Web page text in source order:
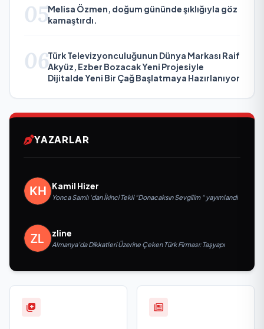
05Melisa Özmen, doğum gününde şıklığıyla göz
kamaştırdı.
06Türk Televizyonculuğunun Dünya Markası Raif
Akyüz, Ezber Bozacak Yeni Projesiyle
Dijitalde Yeni Bir Çağ Başlatmaya Hazırlanıyor
YAZARLAR
Kamil Hizer
Yonca Samlı ‘dan İkinci Tekli “Donacaksın Sevgilim “ yayımlandı
zline
Almanya’da Dikkatleri Üzerine Çeken Türk Firması: Taşyapı